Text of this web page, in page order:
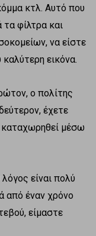
κτλ. Αυτό που
τα φίλτρα και
να είστε
εικόνα.
ο πολίτης
έχετε
καταχωρηθεί μέσω
είναι πολύ
από έναν χρόνο
είμαστε